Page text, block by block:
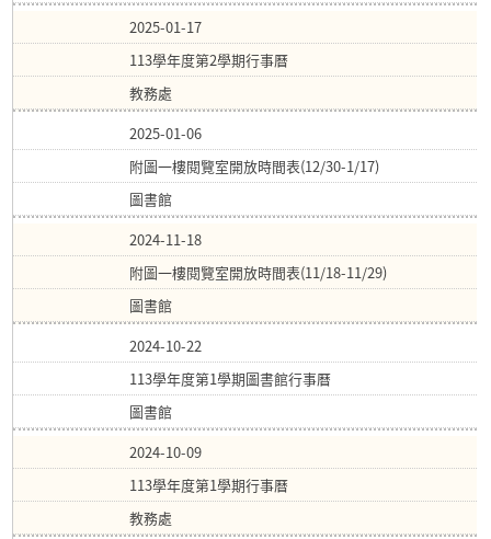
2025-01-17
113學年度第2學期行事曆
教務處
2025-01-06
附圖一樓閱覽室開放時間表(12/30-1/17)
圖書館
2024-11-18
附圖一樓閱覽室開放時間表(11/18-11/29)
圖書館
2024-10-22
113學年度第1學期圖書館行事曆
圖書館
2024-10-09
113學年度第1學期行事曆
教務處